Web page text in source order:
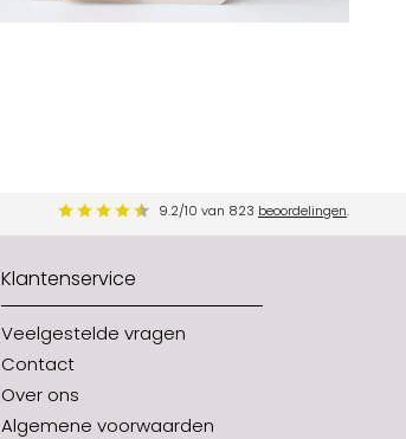
9.2/10 van 823 beoordelingen.
Klantenservice
Veelgestelde vragen
Contact
Over ons
Algemene voorwaarden